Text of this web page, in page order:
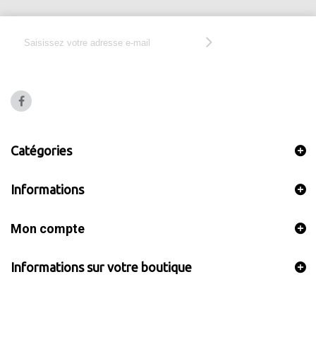
Catégories
Informations
Mon compte
Informations sur votre boutique